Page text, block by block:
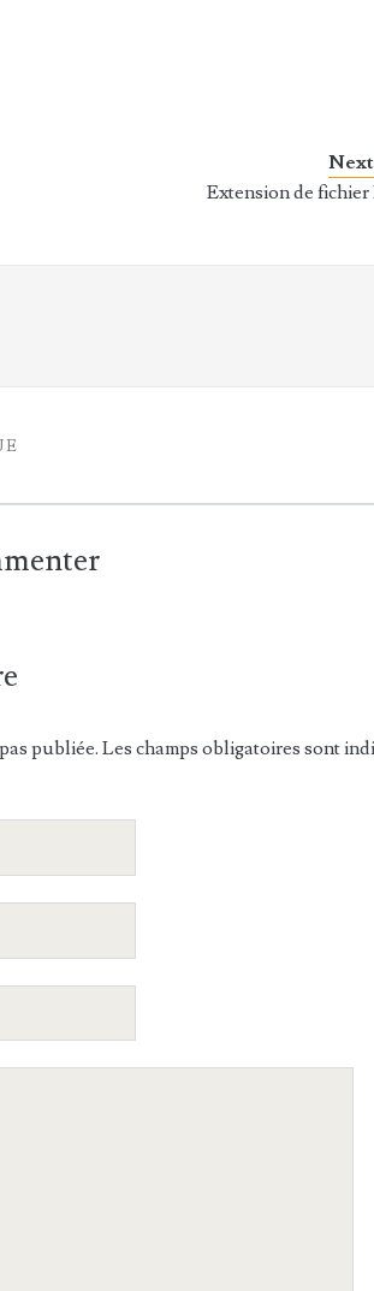
Extension de
publiée. Les champs obligatoires sont